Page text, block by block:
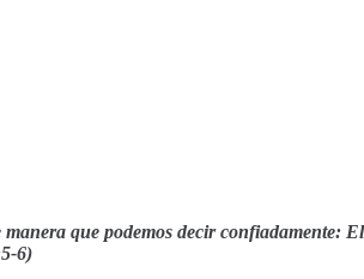
manera que podemos decir confiadamente:
6)